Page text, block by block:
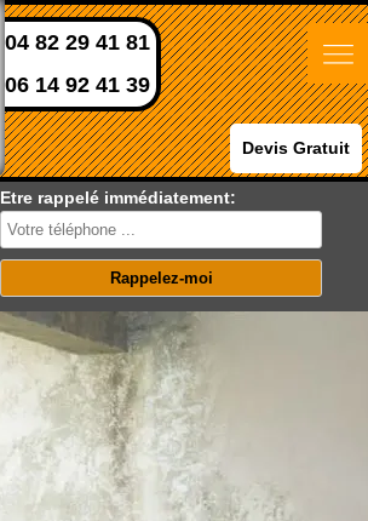
04 82 29 41 81
06 14 92 41 39
Devis Gratuit
Etre rappelé immédiatement: